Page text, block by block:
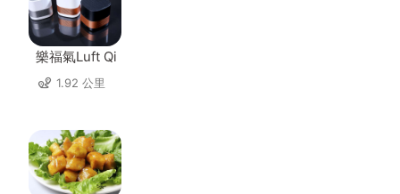
樂福氣Luft Qi
1.92 公里